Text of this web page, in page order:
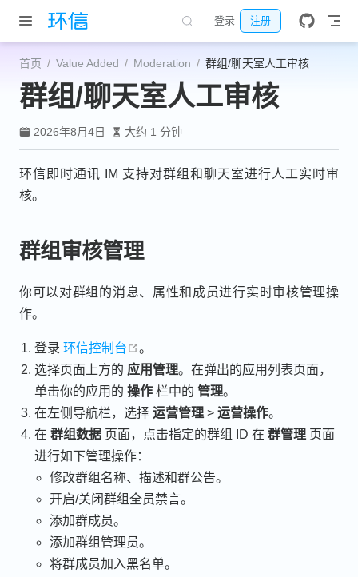
跳至主要內容
登录 注册
首页 Value Added Moderation 群组/聊天室人工审核
群组/聊天室人工审核
2026年8月4日 大约 1 分钟
环信即时通讯 IM 支持对群组和聊天室进行人工实时审
核。
群组审核管理
你可以对群组的消息、属性和成员进行实时审核管理操
作。
登录环信控制台 open in new window
。
选择页面上方的 应用管理。在弹出的应用列表页面，
单击你的应用的操作 栏中的管理。
在左侧导航栏，选择运营管理 >运营操作。
在群组数据 页面，点击指定的群组 ID 在群管理 页面
进行如下管理操作：
修改群组名称、描述和群公告。
开启/关闭群组全员禁言。
添加群成员。
添加群组管理员。
将群成员加入黑名单。